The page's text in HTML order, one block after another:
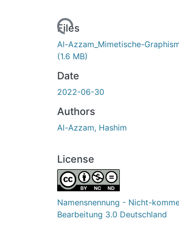
Loading...
Files
Al-Azzam_Mimetische-
(1.6 MB)
Date
2022-06-30
Authors
Al-Azzam, Hashim
License
Namensnennung - Nicht-
Bearbeitung 3.0 Deutschland